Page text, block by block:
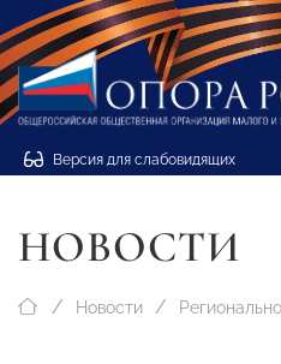
Версия для слабовидящих
НОВОСТИ
Новости